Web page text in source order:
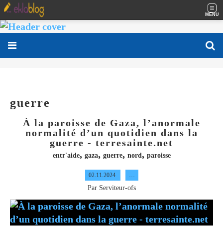
MENU
guerre
À la paroisse de Gaza, l’anormale
normalité d’un quotidien dans la
guerre - terresainte.net
entr'aide, gaza, guerre, nord, paroisse
02.11.2024 …
Par Serviteur-ofs